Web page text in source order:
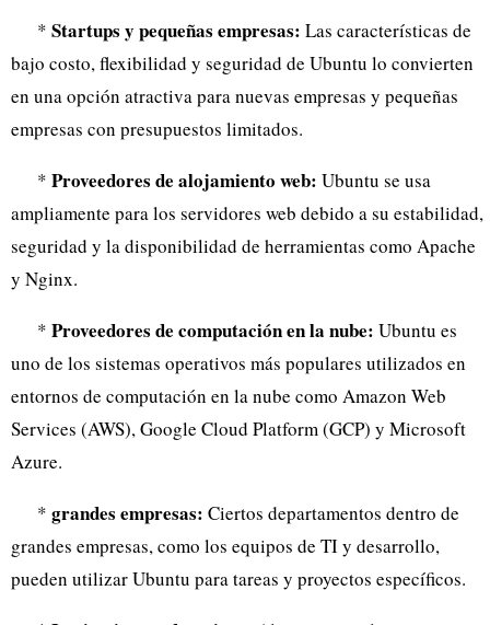
* Startups y pequeñas empresas: Las características de
bajo costo, flexibilidad y seguridad de Ubuntu lo convierten
en una opción atractiva para nuevas empresas y pequeñas
empresas con presupuestos limitados.
* Proveedores de alojamiento web: Ubuntu se usa
ampliamente para los servidores web debido a su estabilidad,
seguridad y la disponibilidad de herramientas como Apache
y Nginx.
* Proveedores de computación en la nube: Ubuntu es
uno de los sistemas operativos más populares utilizados en
entornos de computación en la nube como Amazon Web
Services (AWS), Google Cloud Platform (GCP) y Microsoft
Azure.
* grandes empresas: Ciertos departamentos dentro de
grandes empresas, como los equipos de TI y desarrollo,
pueden utilizar Ubuntu para tareas y proyectos específicos.